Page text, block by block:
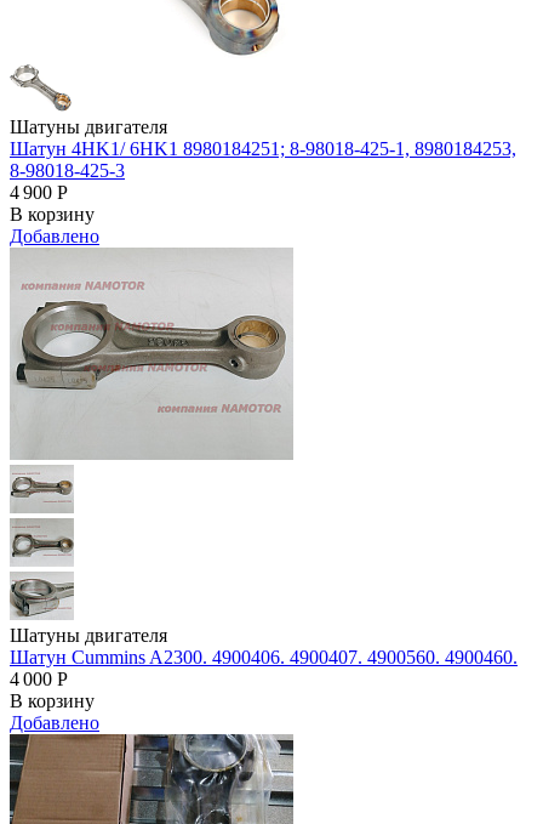
Шатуны двигателя
Шатун 4HK1/ 6HK1 8980184251; 8-98018-425-1, 8980184253,
8-98018-425-3
4 900 Р
В корзину
Добавлено
Шатуны двигателя
Шатун Cummins A2300. 4900406. 4900407. 4900560. 4900460.
4 000 Р
В корзину
Добавлено